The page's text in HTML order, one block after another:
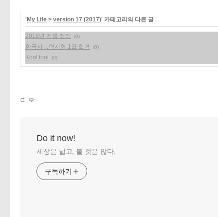
'My Life > version 17 (2017)' 카테고리의 다른 글
2018년 지름 정리 (0)
한국사능력시험 1급 합격 (0)
Kool tool (0)
Do it now!
세상은 넓고, 볼 것은 많다.
구독하기